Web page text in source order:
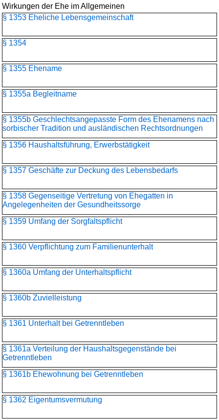
Wirkungen der Ehe im Allgemeinen
§ 1353 Eheliche Lebensgemeinschaft
§ 1354
§ 1355 Ehename
§ 1355a Begleitname
§ 1355b Geschlechtsangepasste Form des Ehenamens nach
sorbischer Tradition und ausländischen Rechtsordnungen
§ 1356 Haushaltsführung, Erwerbstätigkeit
§ 1357 Geschäfte zur Deckung des Lebensbedarfs
§ 1358 Gegenseitige Vertretung von Ehegatten in
Angelegenheiten der Gesundheitssorge
§ 1359 Umfang der Sorgfaltspflicht
§ 1360 Verpflichtung zum Familienunterhalt
§ 1360a Umfang der Unterhaltspflicht
§ 1360b Zuvielleistung
§ 1361 Unterhalt bei Getrenntleben
§ 1361a Verteilung der Haushaltsgegenstände bei
Getrenntleben
§ 1361b Ehewohnung bei Getrenntleben
§ 1362 Eigentumsvermutung